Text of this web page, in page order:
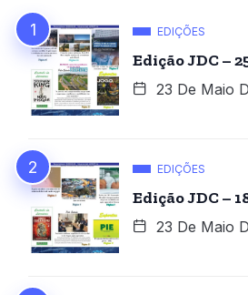
EDIÇÕES
Edição JDC –
23 De Maio
EDIÇÕES
Edição JDC –
23 De Maio